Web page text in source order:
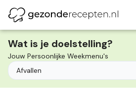
naar
de
inhoud
Wat is je doelstelling?
Jouw Persoonlijke Weekmenu's